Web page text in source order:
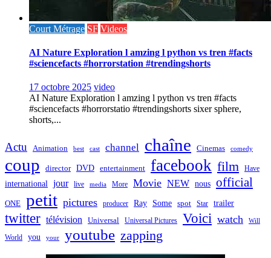
Court Métrage SF Videos
AI Nature Exploration l amzing l python vs tren #facts
#sciencefacts #horrorstation #trendingshorts
17 octobre 2025 video
AI Nature Exploration l amzing l python vs tren #facts
#sciencefacts #horrorstatio #trendingshorts sixer sphere,
shorts,...
Actu Animation best cast channel chaîne Cinemas comedy
coup director DVD entertainment facebook film Have
international jour live media More Movie NEW nous official
ONE petit pictures producer Ray Some spot Star trailer
twitter télévision Universal Universal Pictures Voici watch Will
World you your youtube zapping